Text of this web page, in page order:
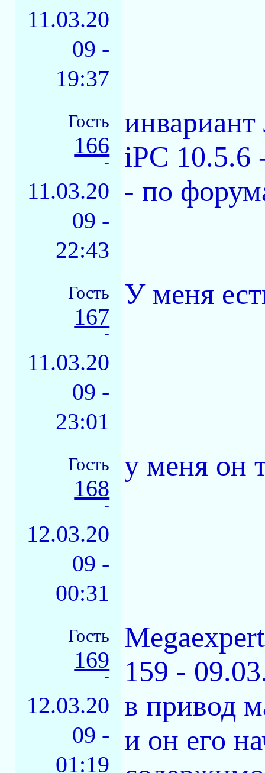
11.03.20
09 -
19:37
Гость
166
-
11.03.20
09 -
22:43
iPC 10.5.6
- по
Гость
167
-
11.03.20
09 -
23:01
У меня
Гость
168
-
12.03.20
09 -
00:31
у меня он
Гость
169
-
12.03.20
09 -
01:19
Megaexpert
159 -
в привод
и он его